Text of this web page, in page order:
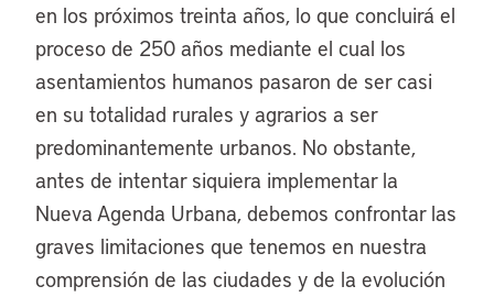
en los próximos treinta años, lo que concluirá el
proceso de 250 años mediante el cual los
asentamientos humanos pasaron de ser casi
en su totalidad rurales y agrarios a ser
predominantemente urbanos. No obstante,
antes de intentar siquiera implementar la
Nueva Agenda Urbana, debemos confrontar las
graves limitaciones que tenemos en nuestra
comprensión de las ciudades y de la evolución